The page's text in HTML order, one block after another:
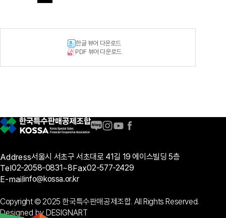
한글 뷰어 다운로드
PDF 뷰어 다운로드
Address서울시 서초구 서초대로 41길 19 에이스빌딩 5층
Tel02-2058-0831~8Fax02-577-2429
E-mailinfo@kossa.or.kr
Copyright © 2025 한국특수판매공제조합. All Rights Reserved.
Designed by DESIGNART